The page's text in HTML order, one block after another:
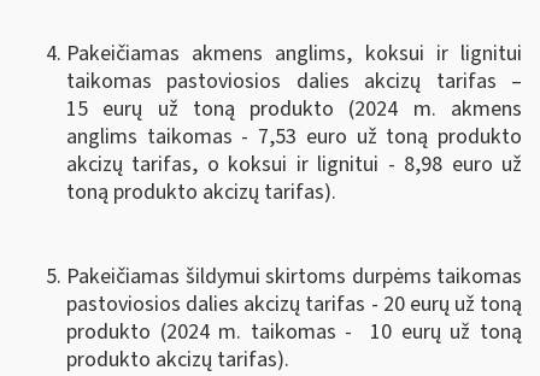
Pakeičiamas akmens anglims, koksui ir lignitui
taikomas pastoviosios dalies akcizų tarifas –
15 eurų už toną produkto (2024 m. akmens
anglims taikomas - 7,53 euro už toną produkto
akcizų tarifas, o koksui ir lignitui - 8,98 euro už
toną produkto akcizų tarifas).
Pakeičiamas šildymui skirtoms durpėms taikomas
pastoviosios dalies akcizų tarifas - 20 eurų už toną
produkto (2024 m. taikomas - 10 eurų už toną
produkto akcizų tarifas).